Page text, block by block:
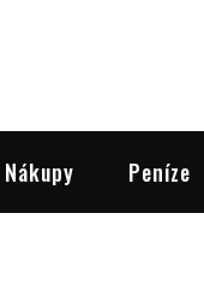
Nákupy Peníze